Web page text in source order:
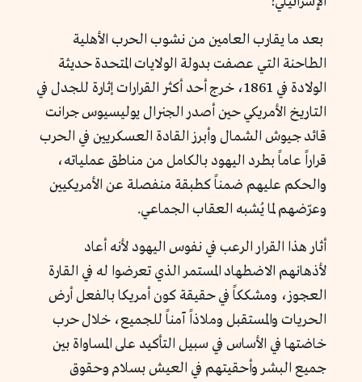
بعد ما يقارب العامين من نشوب الحرب الأهلية
الطاحنة التي عصفت بدولة الولايات المتحدة حديثة
الولادة في 1861، خرج أحد أكثر القرارات إثارة للجدل في
التاريخ الأمريكي حين أصدر الجنرال يوليسيوس جرانت
قائد جيوش الشمال وأبرز القادة العسكريين في الحرب
قراراً عاماً بطرد اليهود بالكامل من مناطق عملياته،
والحكم عليهم ضمناً كطبقة منفصلة عن الأمريكيين
وعرّضهم لما يُشبه العقاب الجماعي.
أثار هذا القرار الرعب في نفوس اليهود لأنه أعاد
لأذهانهم الاضطهاد المستمر الذي تعرضوا له في القارة
العجوز، ومشككاً في حقيقة كون أمريكا بالفعل أرض
الحريات والمستقبل وملاذاً آمناً للجميع، خلال حرب
خاضتها في الأساس في سبيل التأكيد على المساواة بين
جميع البشر وأحقيتهم في العيش بسلام وحقوق